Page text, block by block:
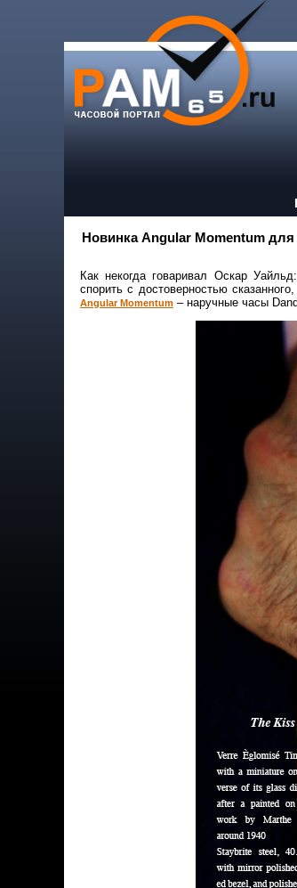
Новинка Angular Momentum
Как некогда говаривал Оскар
спорить с достоверностью
Angular Momentum – наручные часы